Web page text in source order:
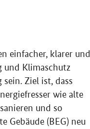
einfacher, klarer und
und Klimaschutz
Ziel ist, dass
wie alte
und so
Gebäude (BEG) neu